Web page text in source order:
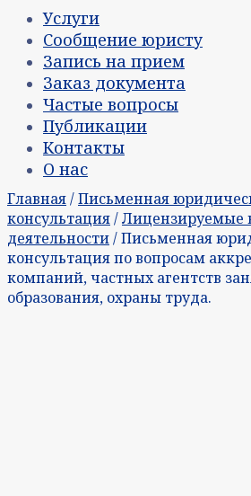
Услуги
Сообщение юристу
Запись на прием
Заказ документа
Частые вопросы
Публикации
Контакты
О нас
Главная/Письменная
консультация/Лицензируемые
деятельности/ Письменная
консультация по вопросам
компаний, частных агентств
образования, охраны труда.